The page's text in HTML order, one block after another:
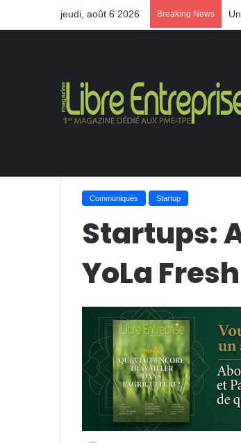
jeudi, août 6 2026 Breaking News
Communiqués Startup
Startups:
YoLa Fresh